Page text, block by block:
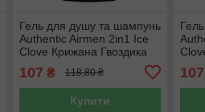
Гель для душу та шампунь
Authentic Airmen 2in1 Ice
Clove Крижана Гвоздика
107 ₴ 118,80 ₴
Купити
107